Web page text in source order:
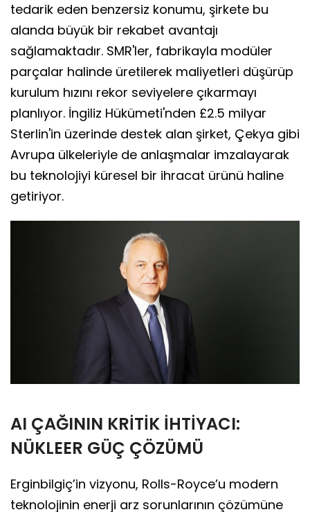
tedarik eden benzersiz konumu, şirkete bu
alanda büyük bir rekabet avantajı
sağlamaktadır. SMR'ler, fabrikayla modüler
parçalar halinde üretilerek maliyetleri düşürüp
kurulum hızını rekor seviyelere çıkarmayı
planlıyor. İngiliz Hükümeti'nden £2.5 milyar
Sterlin'in üzerinde destek alan şirket, Çekya gibi
Avrupa ülkeleriyle de anlaşmalar imzalayarak
bu teknolojiyi küresel bir ihracat ürünü haline
getiriyor.
AI ÇAĞININ KRİTİK İHTİYACI:
NÜKLEER GÜÇ ÇÖZÜMÜ
Erginbilgiç’in vizyonu, Rolls-Royce’u modern
teknolojinin enerji arz sorunlarının çözümüne